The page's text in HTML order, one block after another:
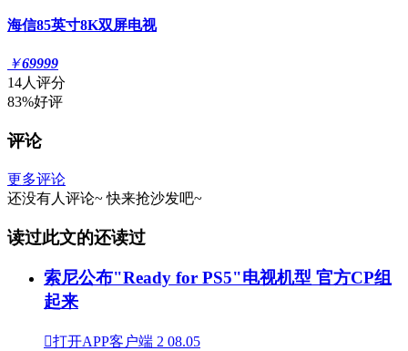
海信85英寸8K双屏电视
￥69999
14人评分
83%好评
评论
更多评论
还没有人评论~ 快来抢沙发吧~
读过此文的还读过
索尼公布"Ready for PS5"电视机型 官方CP组
起来
打开APP客户端 2 08.05